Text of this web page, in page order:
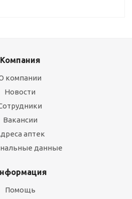
Компания
компании
Новости
Вакансии
аптек
данные
Помощь